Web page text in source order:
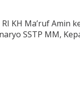
KH Ma’ruf Amin
SSTP MM,